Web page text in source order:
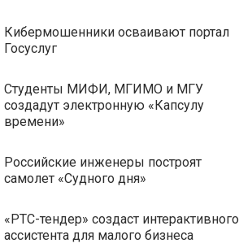
Кибермошенники осваивают портал
Госуслуг
Студенты МИФИ, МГИМО и МГУ
создадут электронную «Капсулу
времени»
Российские инженеры построят
самолет «Судного дня»
«РТС-тендер» создаст интерактивного
ассистента для малого бизнеса